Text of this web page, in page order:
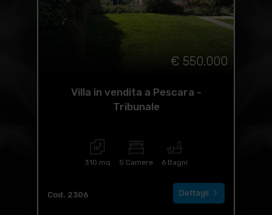
€ 550.000
Villa in vendita a Pescara -
Tribunale
310 mq 5 Camere 6 Bagni
Cod. 2306 Dettagli